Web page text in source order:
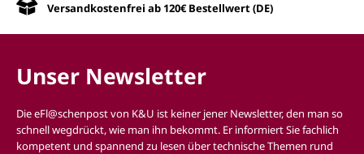
Versandkostenfrei ab 120€ Bestellwert (DE)
Unser Newsletter
Die eFl@schenpost von K&U ist keiner jener Newsletter, den man so
schnell wegdrückt, wie man ihn bekommt. Er informiert Sie fachlich
kompetent und spannend zu lesen über technische Themen rund